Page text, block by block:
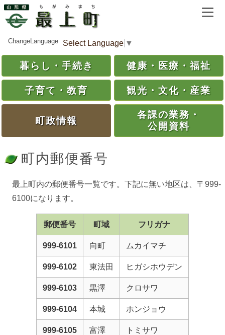
ChangeLanguage Select Language ▼
暮らし・ 手続き 健康・ 医療・福祉
子育て・ 教育 観光・ 文化・ 産業
町政情報
各課の業務・
公開資料
町内郵便番号
最上町内の郵便番号一覧です。下記に無い地区は、〒999-
6100になります。
郵便番号 町域 フリガナ
999-6101 向町 ムカイマチ
999-6102 東法田 ヒガシホウデン
999-6103 黒澤 クロサワ
999-6104 本城 ホンジョウ
999-6105 富澤 トミサワ